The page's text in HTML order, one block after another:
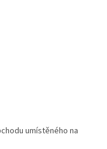
umístěného na